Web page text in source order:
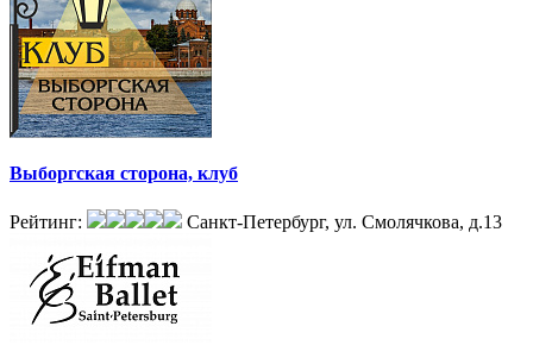
Выборгская сторона, клуб
Рейтинг: Санкт-Петербург, ул. Смолячкова, д.13